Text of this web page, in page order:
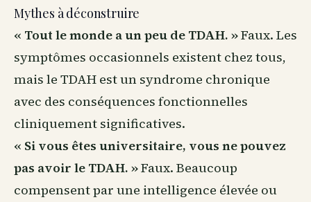
Mythes à déconstruire
« Tout le monde a un peu de TDAH. »Faux. Les
symptômes occasionnels existent chez tous,
mais le TDAH est un syndrome chronique
avec des conséquences fonctionnelles
cliniquement significatives.
« Si vous êtes universitaire, vous ne pouvez
pas avoir le TDAH. »Faux. Beaucoup
compensent par une intelligence élevée ou